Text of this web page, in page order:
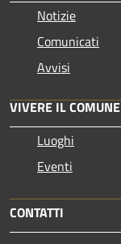
Notizie
Comunicati
Avvisi
VIVERE IL COMUNE
Luoghi
Eventi
CONTATTI